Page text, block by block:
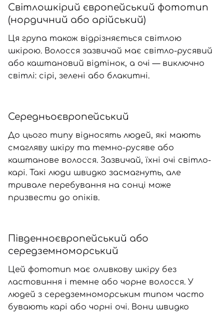
Світлошкірий європейський фототип
(нордичний або арійський)
Ця група також відрізняється світлою
шкірою. Волосся зазвичай має світло-русявий
або каштановий відтінок, а очі — виключно
світлі: сірі, зелені або блакитні.
Середньоєвропейський
До цього типу відносять людей, які мають
смагляву шкіру та темно-русяве або
каштанове волосся. Зазвичай, їхні очі світло-
карі. Такі люди швидко засмагнуть, але
тривале перебування на сонці може
призвести до опіків.
Південноєвропейський або
середземноморський
Цей фототип має оливкову шкіру без
ластовиння і темне або чорне волосся. У
людей з середземноморським типом часто
бувають карі або чорні очі. Вони швидко